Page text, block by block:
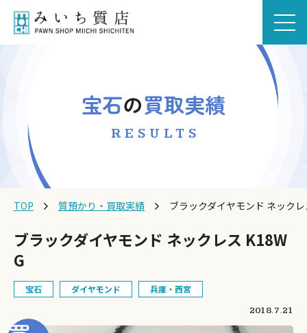
宝石の買取実績
RESULTS
TOP 質預かり・買取実績 ブラックダイヤモンド ネック
ブラックダイヤモンド ネックレス K18W
G
宝石 ダイヤモンド 兵庫・西宮
2018.7.21